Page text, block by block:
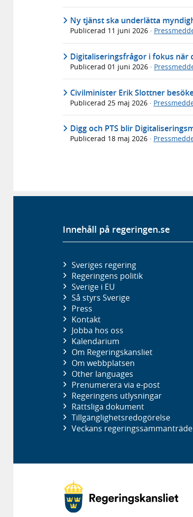
Ny tjänst ska underlätta
Publicerad 11 juni 2026 ·
Digitaliseringsfrågor i fokus
Publicerad 01 juni 2026 ·
Civilminister Erik Slottner
Publicerad 25 maj 2026 ·
Digg och PTS blir
Publicerad 18 maj 2026 ·
Innehåll på regeringen.se
Sveriges regering
Regeringens politik
Sverige i EU
Så styrs Sverige
Press
Kontakt
Jobba hos oss
Kalendarium
Om Regeringskansliet
Om webbplatsen
Other languages
Prenumerera via e-post
Regeringens utlysningar
Rättsliga dokument
Tillgänglighetsredogörelse
Veckans regeringssammanträde